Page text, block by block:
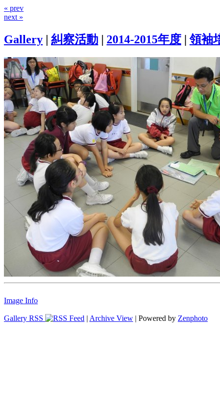
« prev
next »
Gallery | 糾察活動 | 2014-2015年度 |領袖
Image Info
Gallery RSS | Archive View | Powered by Zenphoto